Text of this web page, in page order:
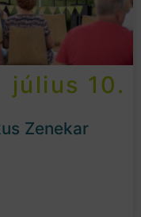
július 10.
Zenekar